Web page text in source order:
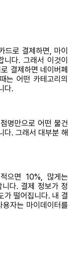
로 결제하면, 마이
다. 그래서 이것이
결제하면 네이버페
는 어떤 카테고리의
다.
명만으로 어떤 물건
다. 그래서 대부분 해
으면 10%, 많게는
다. 결제 정보가 정
가 떨어집니다. 내 결
자는 마이데이터를